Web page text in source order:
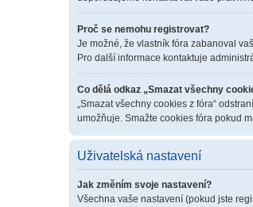
Proč se nemohu registrovat?
Je možné, že vlastník fóra zabanoval
Pro další informace kontaktuje
Co dělá odkaz „Smazat všechny
„Smazat všechny cookies z fóra“
umožňuje. Smažte cookies fóra pokud
Uživatelská nastavení
Jak změním svoje nastavení?
Všechna vaše nastavení (pokud jste